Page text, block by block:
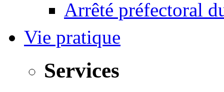
Arrêté préfectoral
Vie pratique
Services